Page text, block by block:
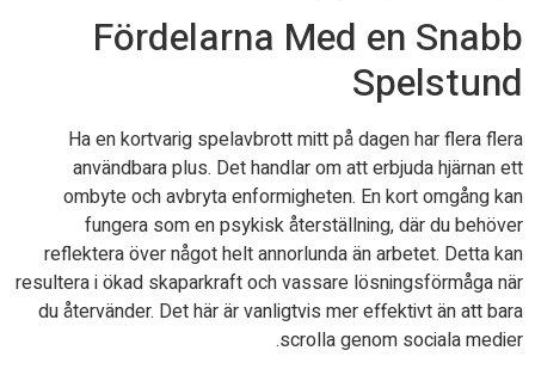
Fördelarna Med en Snabb
Spelstund
Ha en kortvarig spelavbrott mitt på dagen har flera flera
användbara plus. Det handlar om att erbjuda hjärnan ett
ombyte och avbryta enformigheten. En kort omgång kan
fungera som en psykisk återställning, där du behöver
reflektera över något helt annorlunda än arbetet. Detta kan
resultera i ökad skaparkraft och vassare lösningsförmåga när
du återvänder. Det här är vanligtvis mer effektivt än att bara
scrolla genom sociala medier.